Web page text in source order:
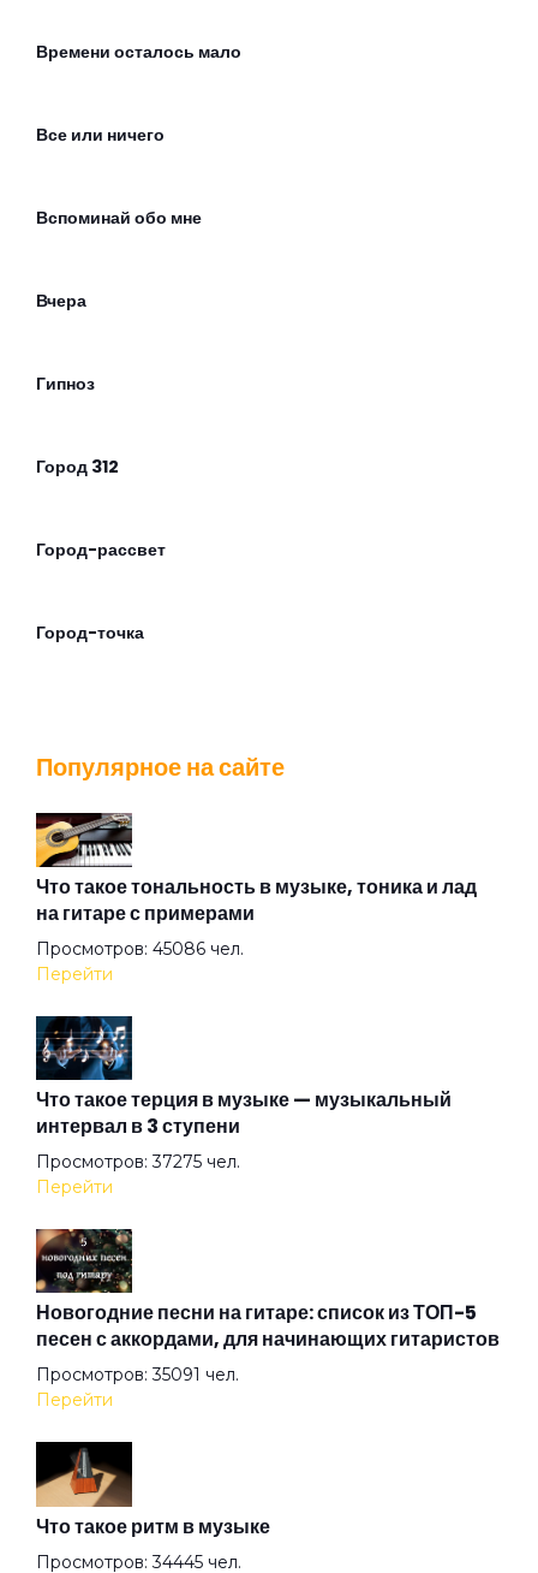
Времени осталось мало
Все или ничего
Вспоминай обо мне
Вчера
Гипноз
Город 312
Город-рассвет
Город-точка
Доброе утро
Друзьям
Зима
Катится
Космос
Мама
Место под солнцем
Популярное на сайте
Что такое тональность в музыке, тоника и лад
на гитаре с примерами
Просмотров: 45086 чел.
Перейти
Что такое терция в музыке — музыкальный
интервал в 3 ступени
Просмотров: 37275 чел.
Перейти
Новогодние песни на гитаре: список из ТОП-5
песен с аккордами, для начинающих гитаристов
Просмотров: 35091 чел.
Перейти
Что такое ритм в музыке
Просмотров: 34445 чел.